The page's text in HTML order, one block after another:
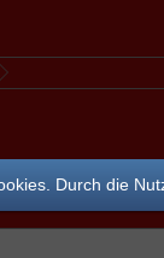
Durch die